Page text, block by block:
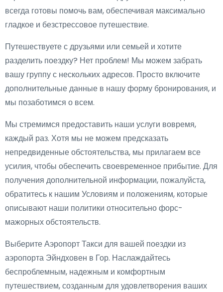
всегда готовы помочь вам, обеспечивая максимально
гладкое и безстрессовое путешествие.
Путешествуете с друзьями или семьей и хотите
разделить поездку? Нет проблем! Мы можем забрать
вашу группу с нескольких адресов. Просто включите
дополнительные данные в нашу форму бронирования, и
мы позаботимся о всем.
Мы стремимся предоставить наши услуги вовремя,
каждый раз. Хотя мы не можем предсказать
непредвиденные обстоятельства, мы прилагаем все
усилия, чтобы обеспечить своевременное прибытие. Для
получения дополнительной информации, пожалуйста,
обратитесь к нашим Условиям и положениям, которые
описывают наши политики относительно форс-
мажорных обстоятельств.
Выберите Аэропорт Такси для вашей поездки из
аэропорта Эйндховен в Гор. Наслаждайтесь
беспроблемным, надежным и комфортным
путешествием, созданным для удовлетворения ваших